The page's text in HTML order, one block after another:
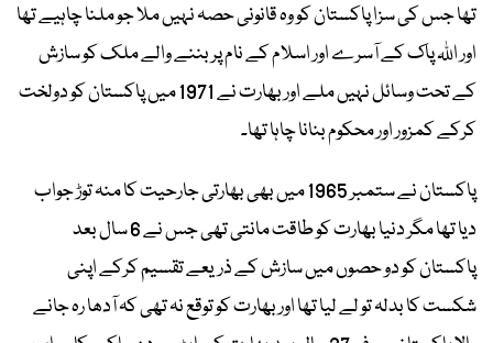
تھا جس کی سزا پاکستان کو وہ قانونی حصہ نہیں ملا جو ملنا چاہیے تھا
اور اللہ پاک کے آسرے اور اسلام کے نام پر بننے والے ملک کو سازش
کے تحت وسائل نہیں ملے اور بھارت نے 1971 میں پاکستان کو دولخت
کرکے کمزور اور محکوم بنانا چاہا تھا۔
پاکستان نے ستمبر 1965 میں بھی بھارتی جارحیت کا منہ توڑ جواب
دیا تھا مگر دنیا بھارت کو طاقت مانتی تھی جس نے 6 سال بعد
پاکستان کو دو حصوں میں سازش کے ذریعے تقسیم کرکے اپنی
شکست کا بدلہ تو لے لیا تھا اور بھارت کو توقع نہ تھی کہ آدھا رہ جانے